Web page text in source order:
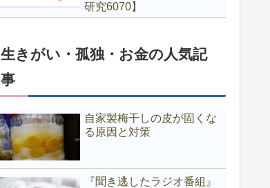
研究6070】
生きがい・孤独・お金の人気記
事
自家製梅干しの皮が固くな
る原因と対策
『聞き逃したラジオ番組』